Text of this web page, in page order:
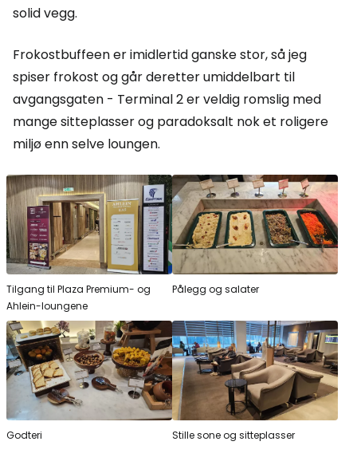
solid vegg.
Frokostbuffeen er imidlertid ganske stor, så jeg
spiser frokost og går deretter umiddelbart til
avgangsgaten - Terminal 2 er veldig romslig med
mange sitteplasser og paradoksalt nok et roligere
miljø enn selve loungen.
Tilgang til Plaza Premium- og
Ahlein-loungene
Pålegg og salater
Godteri Stille sone og sitteplasser